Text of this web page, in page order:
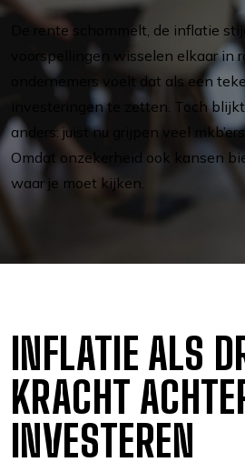
De rente schommelt, de inflatie
voorspellingen wisselen elkaar in
ondernemers voelt dat als een
investeringen te zetten. Toch
anders: juist nu grijpen veel
Omdat onzekerheid ook kansen
waar je moet kijken.
INFLATIE ALS
KRACHT
INVESTEREN